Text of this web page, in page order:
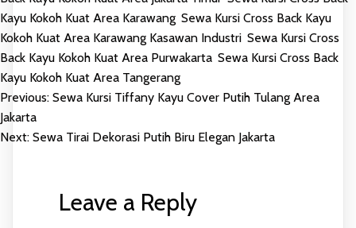
Kayu Kokoh Kuat Area Karawang Sewa Kursi Cross Back Kayu
Kokoh Kuat Area Karawang Kasawan Industri Sewa Kursi Cross
Back Kayu Kokoh Kuat Area Purwakarta Sewa Kursi Cross Back
Kayu Kokoh Kuat Area Tangerang
POST
NAVIGATION
Previous: Sewa Kursi Tiffany Kayu Cover Putih Tulang Area
Jakarta
Next: Sewa Tirai Dekorasi Putih Biru Elegan Jakarta
Leave a Reply